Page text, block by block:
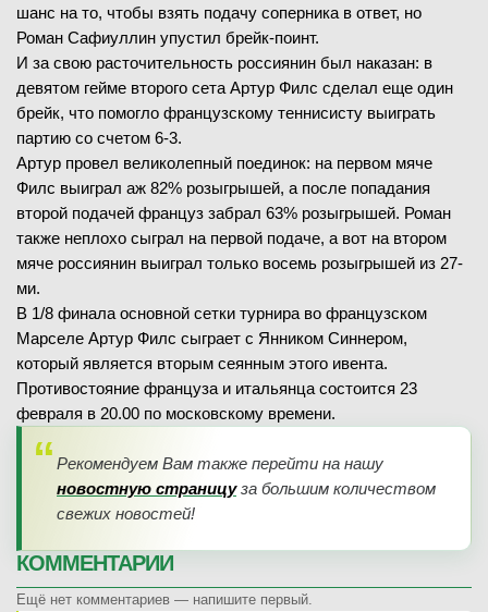
шанс на то, чтобы взять подачу соперника в ответ, но
Роман Сафиуллин упустил брейк-поинт.
И за свою расточительность россиянин был наказан: в
девятом гейме второго сета Артур Филс сделал еще один
брейк, что помогло французскому теннисисту выиграть
партию со счетом 6-3.
Артур провел великолепный поединок: на первом мяче
Филс выиграл аж 82% розыгрышей, а после попадания
второй подачей француз забрал 63% розыгрышей. Роман
также неплохо сыграл на первой подаче, а вот на втором
мяче россиянин выиграл только восемь розыгрышей из 27-
ми.
В 1/8 финала основной сетки турнира во французском
Марселе Артур Филс сыграет с Янником Синнером,
который является вторым сеянным этого ивента.
Противостояние француза и итальянца состоится 23
февраля в 20.00 по московскому времени.
Рекомендуем Вам также перейти на нашу
новостную страницуза большим количеством
свежих новостей!
КОММЕНТАРИИ
Ещё нет комментариев — напишите первый.